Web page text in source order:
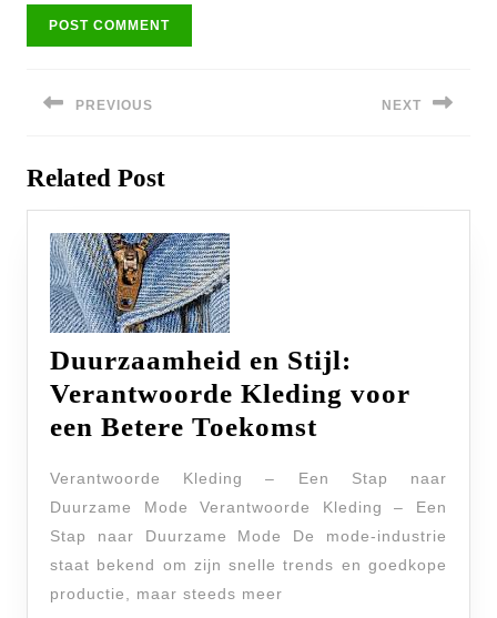
navigatie
PREVIOUS
post:
NEXT
Related Post
Duurzaamheid en Stijl:
Verantwoorde Kleding voor
een Betere Toekomst
Stijl:
Kleding
Verantwoorde Kleding – Een Stap naar
Duurzame Mode Verantwoorde Kleding – Een
Stap naar Duurzame Mode De mode-industrie
staat bekend om zijn snelle trends en goedkope
productie, maar steeds meer